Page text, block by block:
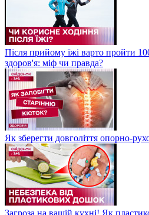
Після прийому їжі варто пройти
здоров'я: міф чи правда?
Як зберегти довголіття опорно-
Загроза на вашій кухні! Як